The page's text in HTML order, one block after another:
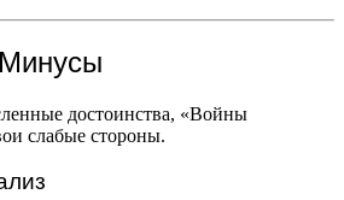
достоинства, «Войны
слабые стороны.